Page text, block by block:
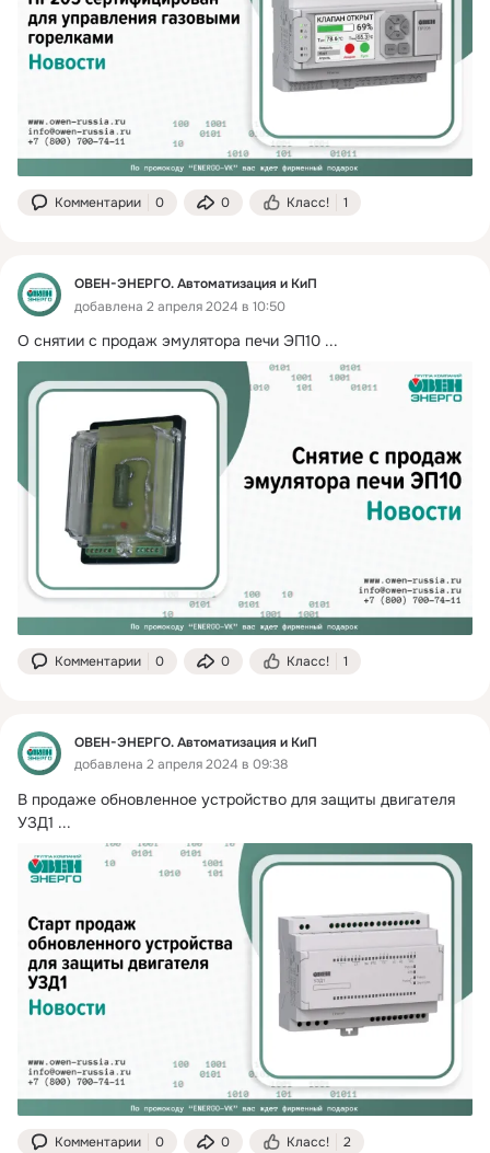
Комментарии 0 0 Класс! 1
ОВЕН-ЭНЕРГО. Автоматизация и КиП
добавлена 2 апреля 2024 в 10:50
О снятии с продаж эмулятора печи ЭП10 ...
Комментарии 0 0 Класс! 1
ОВЕН-ЭНЕРГО. Автоматизация и КиП
добавлена 2 апреля 2024 в 09:38
В продаже обновленное устройство для защиты двигателя
УЗД1 ...
Комментарии 0 0 Класс! 2